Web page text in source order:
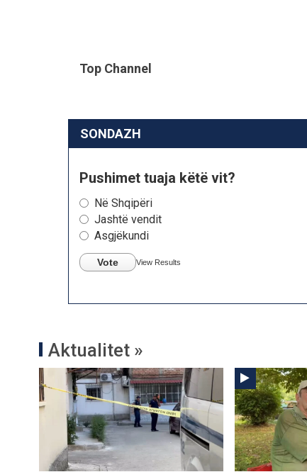
Top Channel
SONDAZH
Pushimet tuaja këtë vit?
Në Shqipëri
Jashtë vendit
Asgjëkundi
Vote View Results
Aktualitet »